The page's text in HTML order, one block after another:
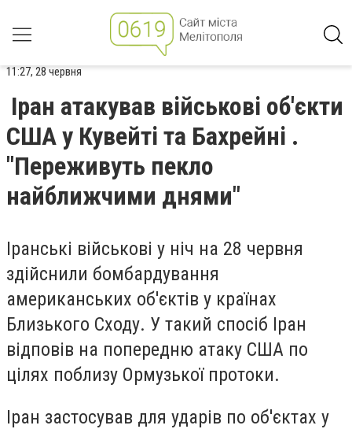
11:27, 28 червня
Іран атакував військові об'єкти
США у Кувейті та Бахрейні .
"Переживуть пекло
найближчими днями"
Іранські військові у ніч на 28 червня
здійснили бомбардування
американських об'єктів у країнах
Близького Сходу. У такий спосіб Іран
відповів на попередню атаку США по
цілях поблизу Ормузької протоки.
Іран застосував для ударів по об'єктах у